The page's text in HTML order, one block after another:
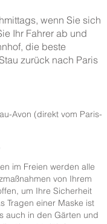
wenn Sie sich
Ihr Fahrer ab und
die beste
zurück nach Paris
Avon (direkt vom Paris-
im Freien werden alle
von Ihrem
um Ihre Sicherheit
Tragen einer Maske ist
auch in den Gärten und